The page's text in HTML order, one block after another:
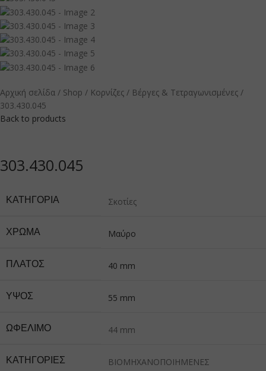
Αρχική σελίδα Shop Κορνίζες
Βέργες & Τετραγωνισμένες
303.430.045
Back to products
303.430.045
ΚΑΤΗΓΟΡΊΑ Σκοτίες
ΧΡΏΜΑ Μαύρο
ΠΛΆΤΟΣ 40 mm
ΎΨΟΣ 55 mm
ΩΦΈΛΙΜΟ 44 mm
ΚΑΤΗΓΟΡΙΕΣ ΒΙΟΜΗΧΑΝΟΠΟΙΗΜΕΝΕΣ